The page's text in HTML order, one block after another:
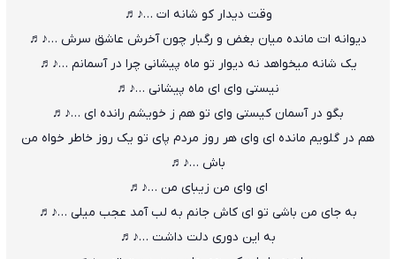
وقت دیدار کو شانه ات …♪♬
دیوانه ات مانده میان بغض و رگبار چون آخرش عاشق سرش …♪♬
یک شانه میخواهد نه دیوار تو ماه پیشانی چرا در آسمانم …♪♬
نیستی وای ای ماه پیشانی …♪♬
بگو در آسمان کیستی وای تو هم ز خویشم رانده ای …♪♬
هم در گلویم مانده ای وای هر روز مردم پای تو یک روز خاطر خواه من
باش …♪♬
ای وای من زیبای من …♪♬
به جای من باشی تو ای کاش جانم به لب آمد عجب میلی …♪♬
به این دوری دلت داشت …♪♬